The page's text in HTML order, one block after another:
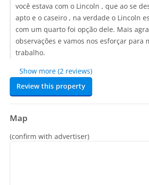
você estava com o Lincoln , que ao se
apto e o caseiro , na verdade o Lincoln
com um quarto foi opção dele. Mais
observações e vamos nos esforçar para
trabalho.
Show more (2 reviews)
Review this property
Map
(confirm with advertiser)